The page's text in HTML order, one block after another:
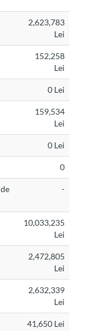
2,623,783
Lei
152,258
Lei
0 Lei
159,534
Lei
0 Lei
0
-
10,033,235
Lei
2,472,805
Lei
2,632,339
Lei
41,650 Lei